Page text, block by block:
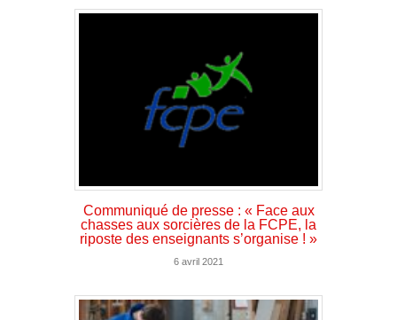
Communiqué de presse : « Face aux
chasses aux sorcières de la FCPE, la
riposte des enseignants s’organise ! »
6 avril 2021